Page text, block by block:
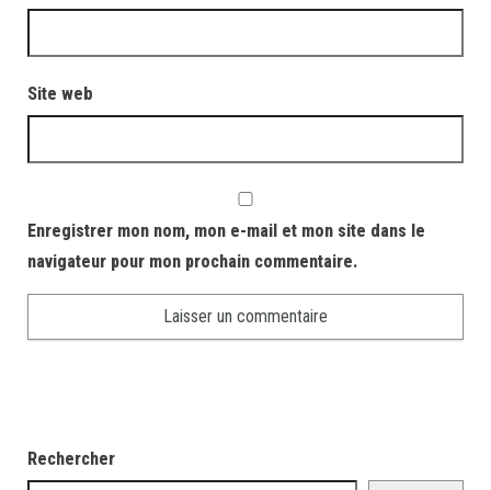
Site web
Enregistrer mon nom, mon e-mail et mon site dans le
navigateur pour mon prochain commentaire.
Rechercher